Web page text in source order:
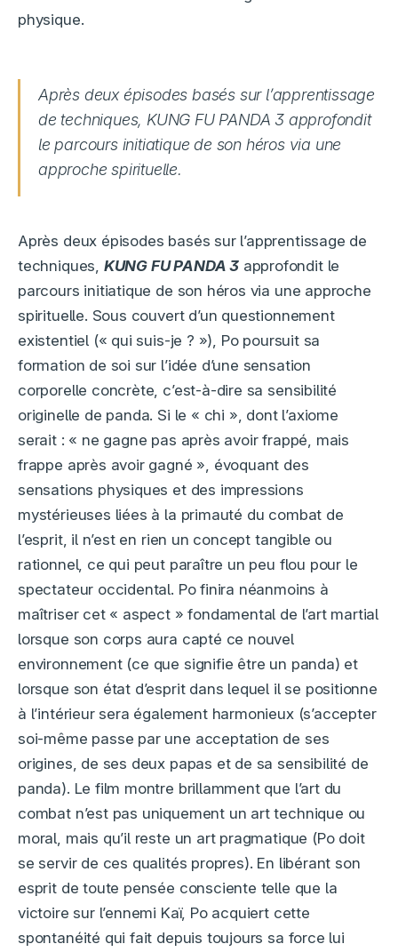
physique.
Après deux épisodes basés sur l’apprentissage
de techniques, KUNG FU PANDA 3 approfondit
le parcours initiatique de son héros via une
approche spirituelle.
Après deux épisodes basés sur l’apprentissage de
techniques, KUNG FU PANDA 3 approfondit le
parcours initiatique de son héros via une approche
spirituelle. Sous couvert d’un questionnement
existentiel (« qui suis-je ? »), Po poursuit sa
formation de soi sur l’idée d’une sensation
corporelle concrète, c’est-à-dire sa sensibilité
originelle de panda. Si le « chi », dont l’axiome
serait : « ne gagne pas après avoir frappé, mais
frappe après avoir gagné », évoquant des
sensations physiques et des impressions
mystérieuses liées à la primauté du combat de
l’esprit, il n’est en rien un concept tangible ou
rationnel, ce qui peut paraître un peu flou pour le
spectateur occidental. Po finira néanmoins à
maîtriser cet « aspect » fondamental de l’art martial
lorsque son corps aura capté ce nouvel
environnement (ce que signifie être un panda) et
lorsque son état d’esprit dans lequel il se positionne
à l’intérieur sera également harmonieux (s’accepter
soi-même passe par une acceptation de ses
origines, de ses deux papas et de sa sensibilité de
panda). Le film montre brillamment que l’art du
combat n’est pas uniquement un art technique ou
moral, mais qu’il reste un art pragmatique (Po doit
se servir de ces qualités propres). En libérant son
esprit de toute pensée consciente telle que la
victoire sur l’ennemi Kaï, Po acquiert cette
spontanéité qui fait depuis toujours sa force lui